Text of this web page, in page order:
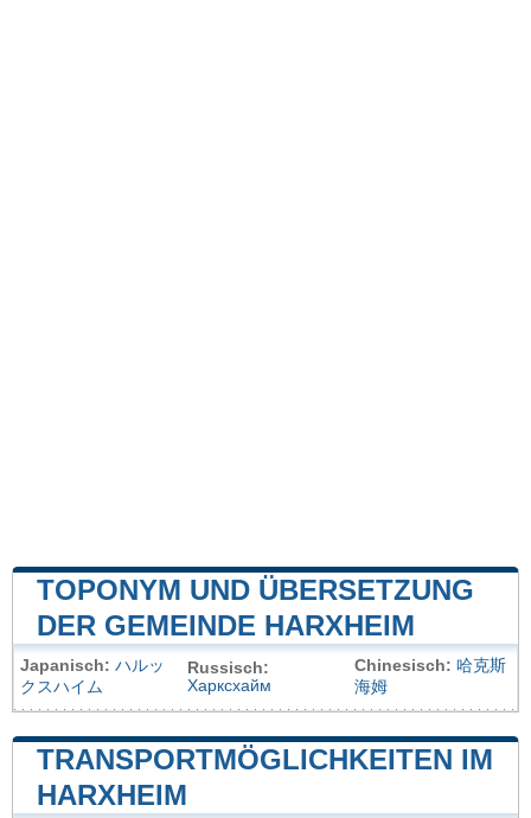
TOPONYM UND ÜBERSETZUNG
DER GEMEINDE HARXHEIM
Japanisch: ハルッ
クスハイム
Russisch:
Харксхайм
Chinesisch: 哈克斯
海姆
TRANSPORTMÖGLICHKEITEN IM
HARXHEIM